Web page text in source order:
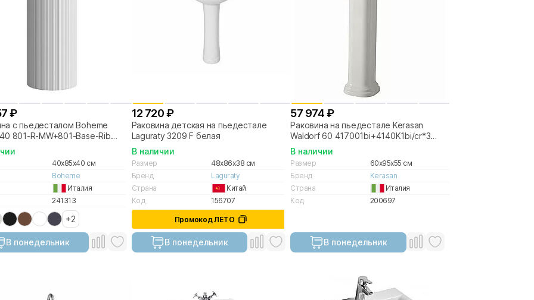
₽
с пьедесталом Boheme
801-R-MW+801-Base-Rib
белый матовый
40x85x40 см
Boheme
Италия
241313
+2
В понедельник
12 720 ₽
Раковина детская на пьедестале
Laguraty 3209 F белая
В наличии
Размер
48x86x38 см
Бренд
Laguraty
Страна
Китай
Код
156707
Промокод ЛЕТО
В понедельник
57 974 ₽
Раковина на пьедестале Kerasan
Waldorf 60 417001bi+4140K1bi/cr*3
белая, заглушка хром
В наличии
Размер
60x95x55 см
Бренд
Kerasan
Страна
Италия
Код
200697
В понедельник